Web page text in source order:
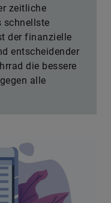
zeitliche
schnellste
der finanzielle
entscheidender
die bessere
alle